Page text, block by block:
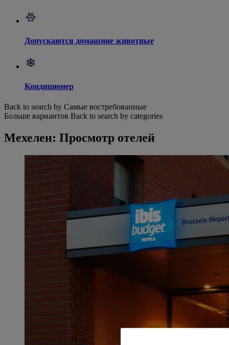
Допускаются домашние животные
Кондиционер
Back to search by Самые востребованные
Больше вариантов Back to search by categories
Мехелен: Просмотр отелей